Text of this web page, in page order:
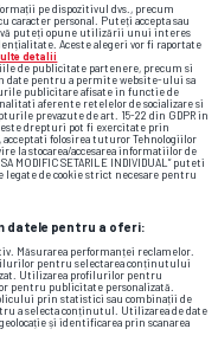
pe dispozitivul dvs., precum
personal. Puteți accepta sau
vă puteți opune utilizării unui interes
Aceste alegeri vor fi raportate
detalii
de publicitate partenere, precum si
date pentru a permite website-ului sa
publicitare afisate in functie de
aferente retelelor de socializare si
prevazute de art. 15-22 din GDPR in
drepturi pot fi exercitate prin
acceptati folosirea tuturor Tehnologiilor
la stocarea/accesarea informatiilor de
MODIFIC SETARILE INDIVIDUAL” puteti
de cookie strict necesare pentru
datele pentru a oferi:
Măsurarea performanței reclamelor.
pentru selectarea conținutului
Utilizarea profilurilor pentru
pentru publicitate personalizată.
prin statistici sau combinații de
a selecta conținutul. Utilizarea de date
și identificarea prin scanarea